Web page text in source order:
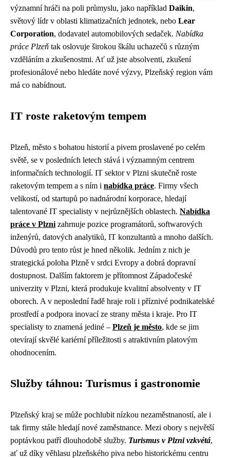
významní hráči na poli průmyslu, jako například Daikin,
světový lídr v oblasti klimatizačních jednotek, nebo Lear
Corporation, dodavatel automobilových sedaček. Nabídka
práce Plzeň tak oslovuje širokou škálu uchazečů s různým
vzděláním a zkušenostmi. Ať už jste absolventi, zkušení
profesionálové nebo hledáte nové výzvy, Plzeňský region vám
má co nabídnout.
IT roste raketovým tempem
Plzeň, město s bohatou historií a pivem proslavené po celém
světě, se v posledních letech stává i významným centrem
informačních technologií. IT sektor v Plzni skutečně roste
raketovým tempem a s ním i nabídka práce. Firmy všech
velikostí, od startupů po nadnárodní korporace, hledají
talentované IT specialisty v nejrůznějších oblastech. Nabídka
práce v Plzni zahrnuje pozice programátorů, softwarových
inženýrů, datových analytiků, IT konzultantů a mnoho dalších.
Důvodů pro tento růst je hned několik. Jedním z nich je
strategická poloha Plzně v srdci Evropy a dobrá dopravní
dostupnost. Dalším faktorem je přítomnost Západočeské
univerzity v Plzni, která produkuje kvalitní absolventy v IT
oborech. A v neposlední řadě hraje roli i příznivé podnikatelské
prostředí a podpora inovací ze strany města i kraje. Pro IT
specialisty to znamená jediné – Plzeň je město, kde se jim
otevírají skvělé kariérní příležitosti s atraktivním platovým
ohodnocením.
Služby táhnou: Turismus i gastronomie
Plzeňský kraj se může pochlubit nízkou nezaměstnaností, ale i
tak firmy stále hledají nové zaměstnance. Mezi obory s největší
poptávkou patří dlouhodobě služby. Turismus v Plzni vzkvétá,
ať už díky věhlasu plzeňského piva nebo historickému centru